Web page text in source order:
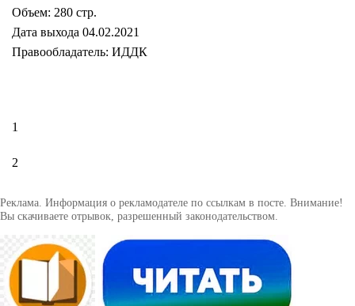
Объем: 280 стр.
Дата выхода 04.02.2021
Правообладатель: ИДДК
1
2
Реклама. Информация о рекламодателе по ссылкам в посте. Внимание!
Вы скачиваете отрывок, разрешенный законодательством.